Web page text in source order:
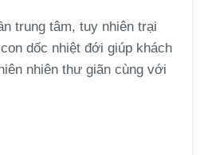
trung tâm, tuy nhiên trại
dốc nhiệt đới giúp khách
nhiên thư giãn cùng với